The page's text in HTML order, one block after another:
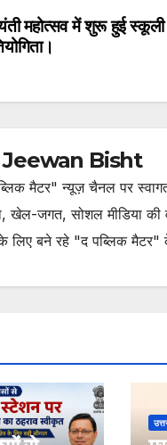
महोत्सव में शुरू हुई
Jeewan Bisht
मैटर" न्यूज़ चैनल पर
खेल-जगत, सोशल मीडिया
लिए बने रहे "द पब्लिक मैटर"